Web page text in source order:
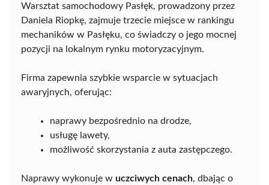
Warsztat samochodowy Pasłęk, prowadzony przez
Daniela Riopkę, zajmuje trzecie miejsce w rankingu
mechaników w Pasłęku, co świadczy o jego mocnej
pozycji na lokalnym rynku motoryzacyjnym.
Firma zapewnia szybkie wsparcie w sytuacjach
awaryjnych, oferując:
naprawy bezpośrednio na drodze,
usługę lawety,
możliwość skorzystania z auta zastępczego.
Naprawy wykonuje w uczciwych cenach, dbając o